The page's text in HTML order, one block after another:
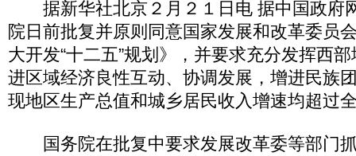
据新华社北京２月２１日电 据中国政府
院日前批复并原则同意国家发展和改革委员
大开发“十二五”规划》，并要求充分发挥西
进区域经济良性互动、协调发展，增进民族
现地区生产总值和城乡居民收入增速均超过
国务院在批复中要求发展改革委等部门